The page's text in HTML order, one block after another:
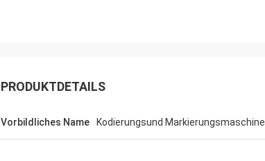
PRODUKTDETAILS
Vorbildliches Name Kodierungsund Markierungsmaschine